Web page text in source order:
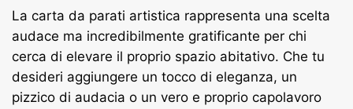
La carta da parati artistica rappresenta una scelta
audace ma incredibilmente gratificante per chi
cerca di elevare il proprio spazio abitativo. Che tu
desideri aggiungere un tocco di eleganza, un
pizzico di audacia o un vero e proprio capolavoro